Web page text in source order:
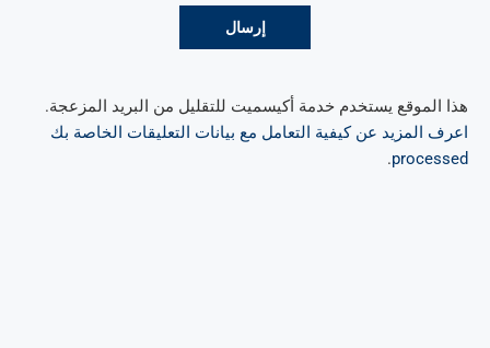
هذا الموقع يستخدم خدمة أكيسميت للتقليل من البريد المزعجة.
اعرف المزيد عن كيفية التعامل مع بيانات التعليقات الخاصة بك
processed
.